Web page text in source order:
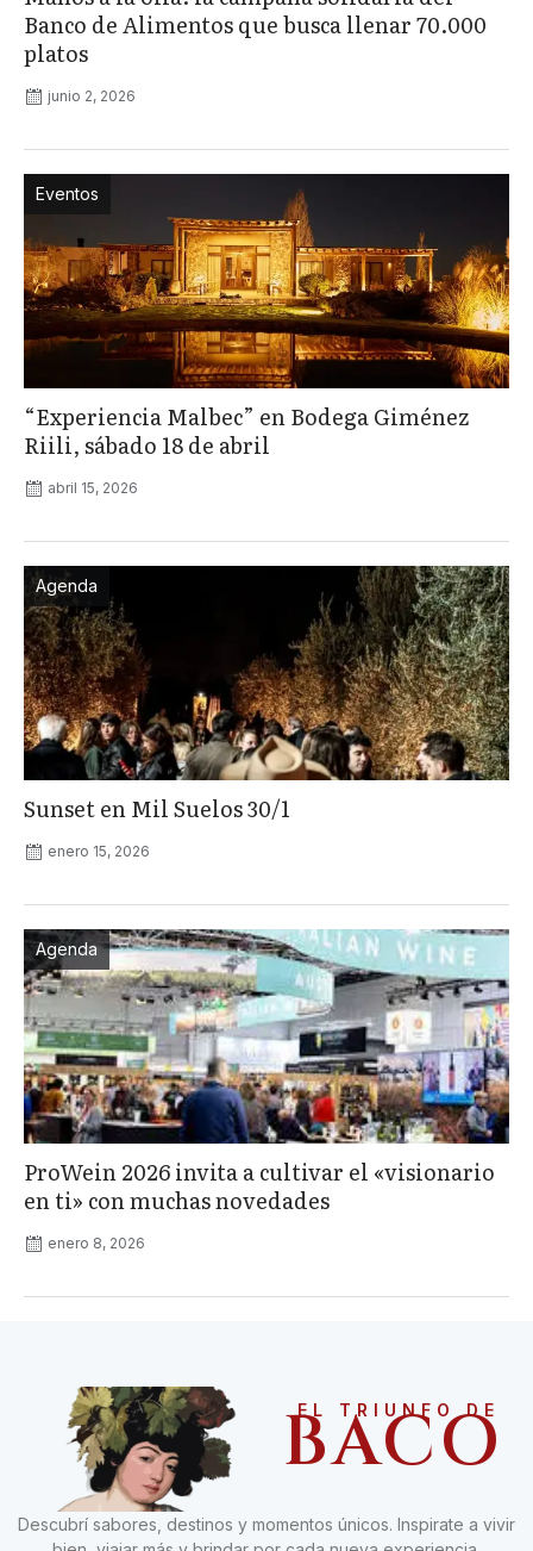
Banco de Alimentos que busca llenar 70.000
platos
junio 2, 2026
Eventos
“Experiencia Malbec” en Bodega Giménez
Riili, sábado 18 de abril
abril 15, 2026
Agenda
Sunset en Mil Suelos 30/1
enero 15, 2026
Agenda
ProWein 2026 invita a cultivar el «visionario
en ti» con muchas novedades
enero 8, 2026
EL TRIUNFO DE
BACO
Descubrí sabores, destinos y momentos únicos. Inspirate a vivir